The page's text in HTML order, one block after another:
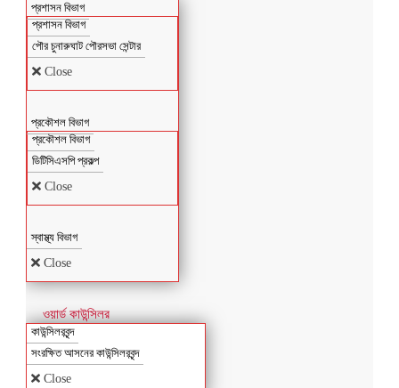
প্রশাসন বিভাগ
প্রশাসন বিভাগ
পৌর চুনারুঘাট পৌরসভা সেন্টার
Close
প্রকৌশল বিভাগ
প্রকৌশল বিভাগ
ডিটিসিএসপি প্রকল্প
Close
স্বাস্থ্য বিভাগ
Close
ওয়ার্ড কাউন্সিলর
কাউন্সিলরবৃন্দ
সংরক্ষিত আসনের কাউন্সিলরবৃন্দ
Close